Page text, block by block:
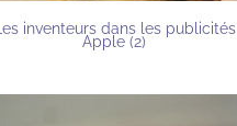
Les inventeurs dans les publicités
Apple (2)